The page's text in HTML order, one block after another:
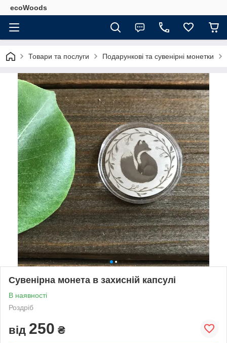
ecoWoods
Товари та послуги Подарункові та сувенірні монетки
Сувенірна монета в захисній капсулі
В наявності
Роздріб
від 250 ₴